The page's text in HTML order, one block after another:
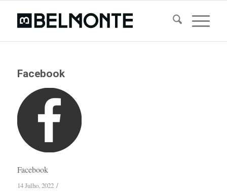
Facebook
Facebook
14 Julho, 2022 /